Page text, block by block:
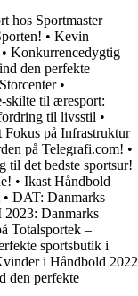
hos Sportmaster
• Kevin
• Konkurrencedygtig
den perfekte
•
skilte til æresport:
til livsstil •
på Infrastruktur
på Telegrafi.com! •
til det bedste sportsur!
• Ikast Håndbold
• DAT: Danmarks
Danmarks
Totalsportek –
sportsbutik i
i Håndbold 2022
den perfekte